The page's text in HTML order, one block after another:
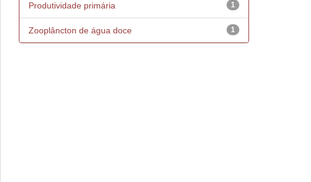
1
Produtividade primária
1
Zooplâncton de água doce